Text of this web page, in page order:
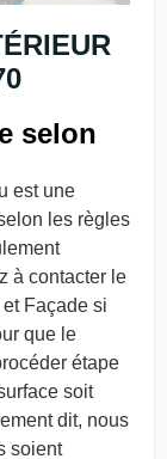
selon
est une
les règles
à contacter le
Façade si
que le
étape
soit
dit, nous
soient